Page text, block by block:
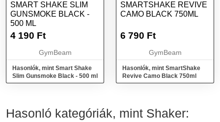
SMART SHAKE SLIM
GUNSMOKE BLACK -
500 ML
4 190 Ft
GymBeam
Hasonlók, mint Smart Shake
Slim Gunsmoke Black - 500 ml
SMARTSHAKE REVIVE
CAMO BLACK 750ML
6 790 Ft
GymBeam
Hasonlók, mint SmartShake
Revive Camo Black 750ml
Hasonló kategóriák, mint Shaker: